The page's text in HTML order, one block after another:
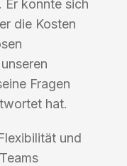
Er konnte sich
die Kosten
Fragen
hat.
und